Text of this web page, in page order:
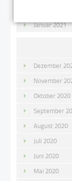
Januar 2021
Dezember
November
Oktober 2020
September
August 2020
Juli 2020
Juni 2020
Mai 2020